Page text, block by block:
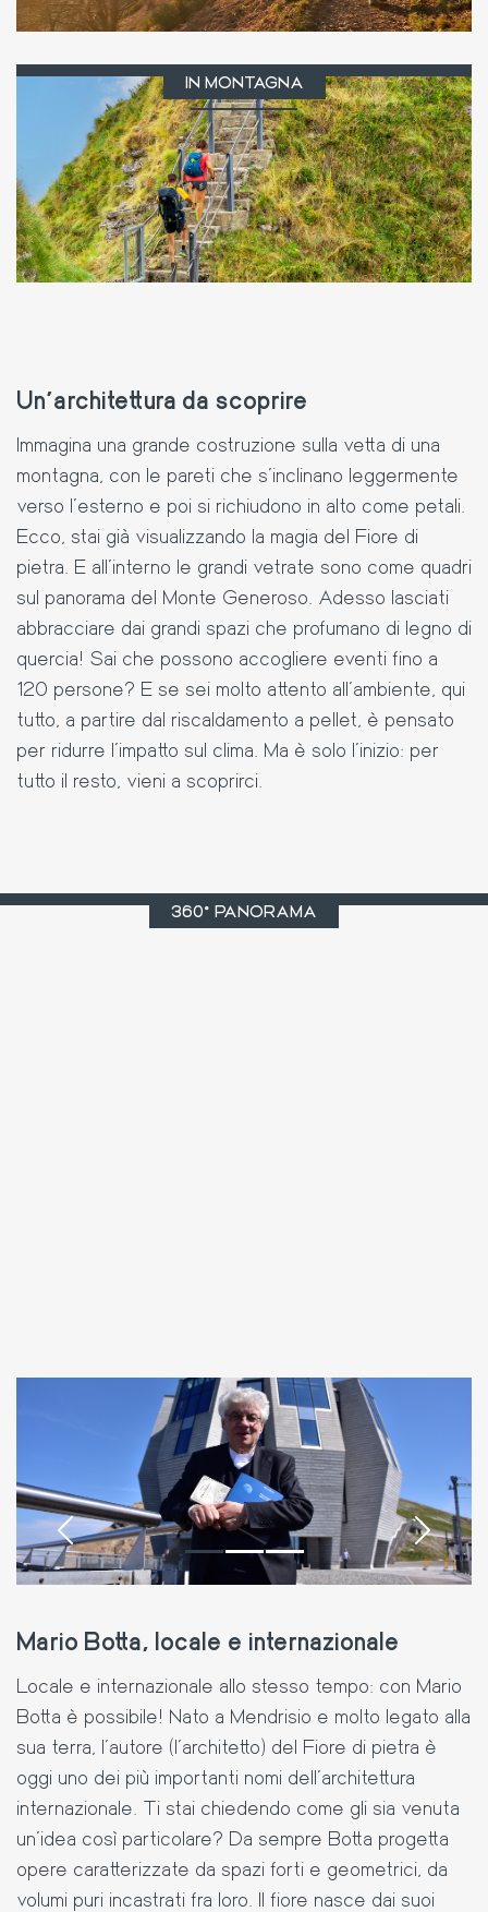
ATTIVITÀ
IN MONTAGNA
Un'architettura da scoprire
Immagina una grande costruzione sulla vetta di una
montagna, con le pareti che s’inclinano leggermente
verso l’esterno e poi si richiudono in alto come petali.
Ecco, stai già visualizzando la magia del Fiore di
pietra. E all’interno le grandi vetrate sono come quadri
sul panorama del Monte Generoso. Adesso lasciati
abbracciare dai grandi spazi che profumano di legno di
quercia! Sai che possono accogliere eventi fino a
120 persone? E se sei molto attento all’ambiente, qui
tutto, a partire dal riscaldamento a pellet, è pensato
per ridurre l’impatto sul clima. Ma è solo l’inizio: per
tutto il resto, vieni a scoprirci.
360° PANORAMA
Mario Botta, locale e internazionale
Locale e internazionale allo stesso tempo: con Mario
Botta è possibile! Nato a Mendrisio e molto legato alla
sua terra, l’autore (l'architetto) del Fiore di pietra è
oggi uno dei più importanti nomi dell’architettura
internazionale. Ti stai chiedendo come gli sia venuta
un’idea così particolare? Da sempre Botta progetta
opere caratterizzate da spazi forti e geometrici, da
volumi puri incastrati fra loro. Il fiore nasce dai suoi
‹ ›